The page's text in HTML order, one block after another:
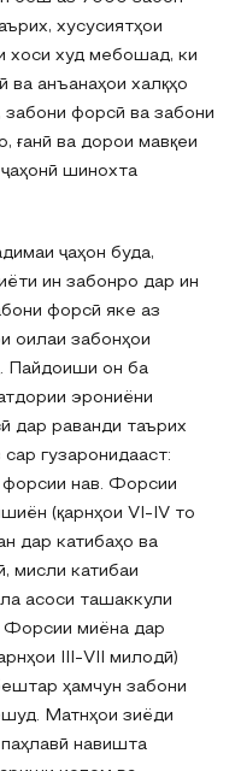
хусусиятҳои
хоси худ мебошад, ки
ва анъанаҳои халқҳо
форсӣ ва забони
ғанӣ ва дорои мавқеи
шинохта
ҷаҳон буда,
ин забонро дар ин
форсӣ яке аз
оилаи забонҳои
Пайдоиши он ба
эрониёни
дар раванди таърих
гузаронидааст:
нав. Форсии
(қарнҳои VI-IV то
дар катибаҳо ва
мисли катибаи
асоси ташаккули
Форсии миёна дар
III-VII милодӣ)
ҳамчун забони
Матнҳои зиёди
навишта